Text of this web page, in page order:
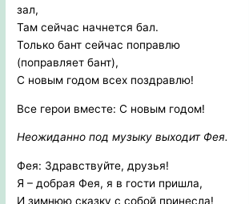
зал,
Там сейчас начнется бал.
Только бант сейчас поправлю
(поправляет бант),
С новым годом всех поздравлю!
Все герои вместе: С новым годом!
Неожиданно под музыку выходит Фея.
Фея: Здравствуйте, друзья!
Я – добрая Фея, я в гости пришла,
И зимнюю сказку с собой принесла!